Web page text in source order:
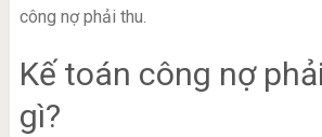
công nợ phải thu.
Kế toán công nợ
gì?